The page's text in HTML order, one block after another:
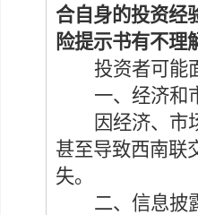
合自身的投资经
险提示书有不理
投资者可能
一、 经济和
因经济、市
甚至导致西南联
失。
二、 信息披